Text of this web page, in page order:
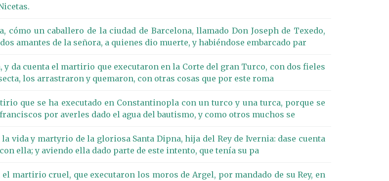
cómo un caballero de la ciudad de Barcelona, llamado Don Joseph de Texedo,
amantes de la señora, a quienes dio muerte, y habiéndose embarcado par
y da cuenta el martirio que executaron en la Corte del gran Turco, con dos fieles
los arrastraron y quemaron, con otras cosas que por este roma
que se ha executado en Constantinopla con un turco y una turca, porque se
por averles dado el agua del bautismo, y como otros muchos se
vida y martyrio de la gloriosa Santa Dipna, hija del Rey de Ivernia: dase cuenta
ella; y aviendo ella dado parte de este intento, que tenía su pa
martirio cruel, que executaron los moros de Argel, por mandado de su Rey, en